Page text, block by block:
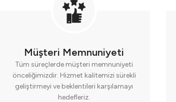
Müşteri Memnuniyeti
Tüm süreçlerde müşteri memnuniyeti
önceliğimizdir. Hizmet kalitemizi sürekli
geliştirmeyi ve beklentileri karşılamayı
hedefleriz.